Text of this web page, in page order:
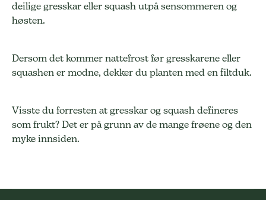
deilige gresskar eller squash utpå sensommeren og
høsten.
Dersom det kommer nattefrost før gresskarene eller
squashen er modne, dekker du planten med en filtduk.
Visste du forresten at gresskar og squash defineres
som frukt? Det er på grunn av de mange frøene og den
myke innsiden.